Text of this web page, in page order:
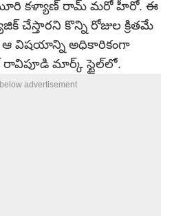
కళ్యాణ్ రామ్ మరో హీరో. ఈ
చేస్తారని కొన్ని రోజుల క్రితమే
ఆ విషయాన్ని అధికారికంగా
రావిపూడి మార్క్ స్టైల్‌లో.
advertisement